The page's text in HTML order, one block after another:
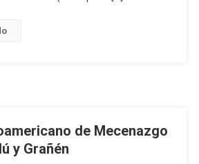
de Mecenazgo
y Grañén